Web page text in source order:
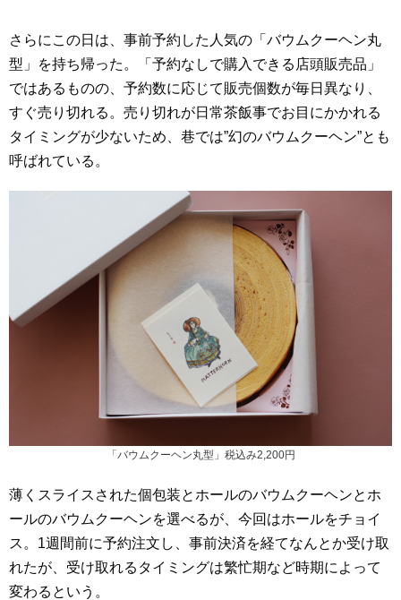
さらにこの日は、事前予約した人気の「バウムクーヘン丸
型」を持ち帰った。「予約なしで購入できる店頭販売品」
ではあるものの、予約数に応じて販売個数が毎日異なり、
すぐ売り切れる。売り切れが日常茶飯事でお目にかかれる
タイミングが少ないため、巷では”幻のバウムクーヘン”とも
呼ばれている。
「バウムクーヘン丸型」税込み2,200円
薄くスライスされた個包装とホールのバウムクーヘンとホ
ールのバウムクーヘンを選べるが、今回はホールをチョイ
ス。1週間前に予約注文し、事前決済を経てなんとか受け取
れたが、受け取れるタイミングは繁忙期など時期によって
変わるという。